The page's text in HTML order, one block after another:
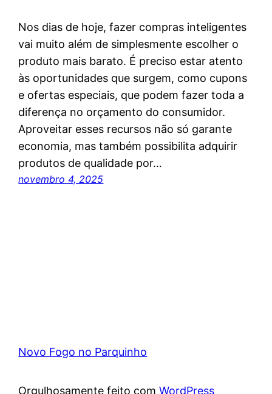
Nos dias de hoje, fazer compras inteligentes
vai muito além de simplesmente escolher o
produto mais barato. É preciso estar atento
às oportunidades que surgem, como cupons
e ofertas especiais, que podem fazer toda a
diferença no orçamento do consumidor.
Aproveitar esses recursos não só garante
economia, mas também possibilita adquirir
produtos de qualidade por…
novembro 4, 2025
Novo Fogo no Parquinho
Orgulhosamente feito comWordPress